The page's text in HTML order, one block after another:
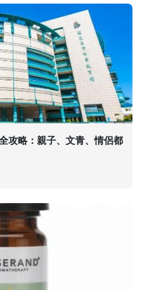
攻略：親子、文青、情侶都